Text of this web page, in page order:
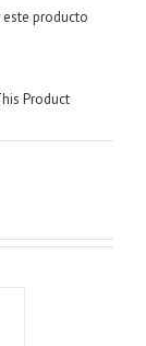
este producto
Product